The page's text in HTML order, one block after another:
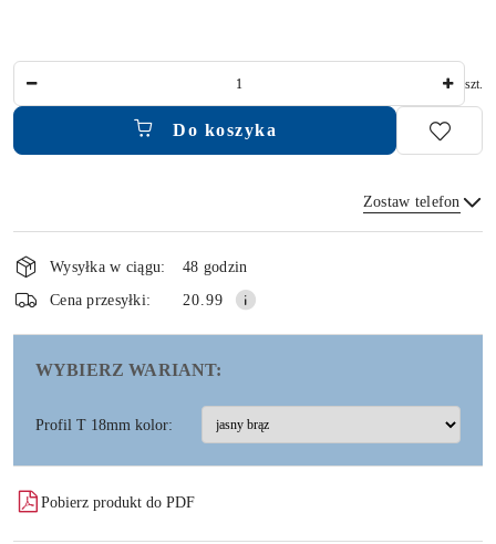
szt.
Do koszyka
Zostaw telefon
Wyślij
Dostępność
i
dostawa
Wysyłka w ciągu:
48 godzin
Cena przesyłki:
20.99
WYBIERZ WARIANT:
Profil T 18mm kolor:
Pobierz produkt do PDF